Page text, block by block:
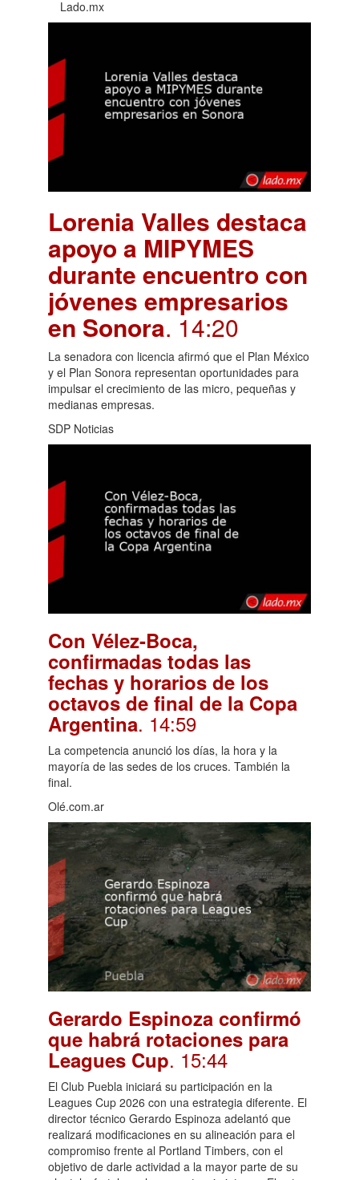
Lado.mx
Lorenia Valles destaca
apoyo a MIPYMES
durante encuentro con
jóvenes empresarios
en Sonora. 14:20
La senadora con licencia afirmó que el Plan México
y el Plan Sonora representan oportunidades para
impulsar el crecimiento de las micro, pequeñas y
medianas empresas.
SDP Noticias
Con Vélez-Boca,
confirmadas todas las
fechas y horarios de los
octavos de final de la Copa
Argentina. 14:59
La competencia anunció los días, la hora y la
mayoría de las sedes de los cruces. También la
final.
Olé.com.ar
Gerardo Espinoza confirmó
que habrá rotaciones para
Leagues Cup. 15:44
El Club Puebla iniciará su participación en la
Leagues Cup 2026 con una estrategia diferente. El
director técnico Gerardo Espinoza adelantó que
realizará modificaciones en su alineación para el
compromiso frente al Portland Timbers, con el
objetivo de darle actividad a la mayor parte de su